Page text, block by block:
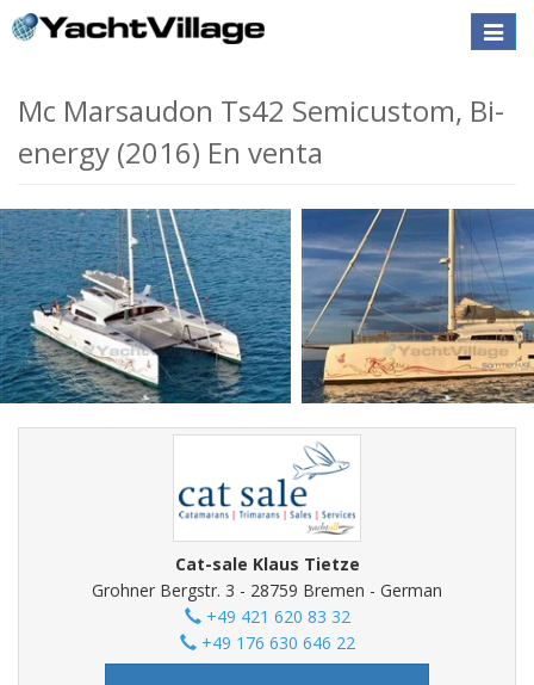
Toggle
Mc Marsaudon Ts42 Semicustom, Bi-
energy (2016) En venta
Cat-sale Klaus Tietze
Grohner Bergstr. 3 - 28759 Bremen - German
+49 421 620 83 32
+49 176 630 646 22